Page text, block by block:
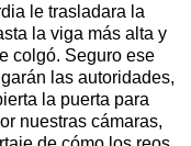
le trasladara la
la viga más alta y
colgó. Seguro ese
las autoridades,
la puerta para
nuestras cámaras,